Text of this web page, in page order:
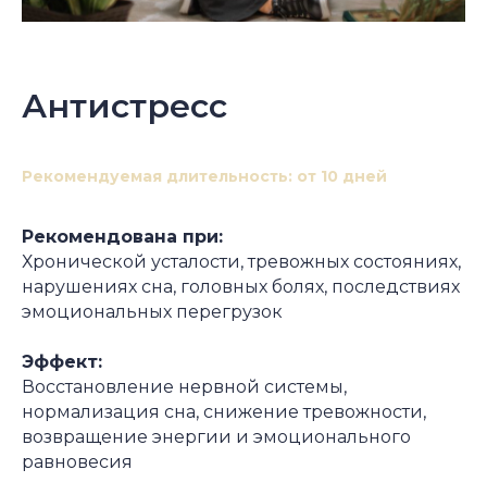
Антистресс
Рекомендуемая длительность: от 10 дней
Рекомендована при:
Хронической усталости, тревожных состояниях,
нарушениях сна, головных болях, последствиях
эмоциональных перегрузок
Эффект:
Восстановление нервной системы,
нормализация сна, снижение тревожности,
возвращение энергии и эмоционального
равновесия